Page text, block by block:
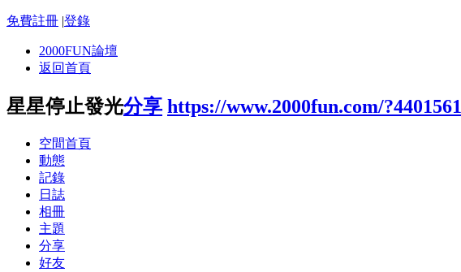
免費註冊 |登錄
2000FUN論壇
返回首頁
星星停止發光分享 https://www.2000fun.com/?4401561
空間首頁
動態
記錄
日誌
相冊
主題
分享
好友